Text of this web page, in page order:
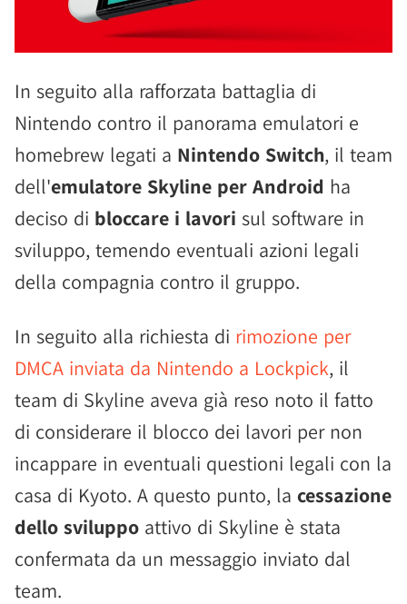
In seguito alla rafforzata battaglia di
Nintendo contro il panorama emulatori e
homebrew legati a Nintendo Switch, il team
dell'emulatore Skyline per Android ha
deciso di bloccare i lavori sul software in
sviluppo, temendo eventuali azioni legali
della compagnia contro il gruppo.
In seguito alla richiesta di rimozione per
DMCA inviata da Nintendo a Lockpick, il
team di Skyline aveva già reso noto il fatto
di considerare il blocco dei lavori per non
incappare in eventuali questioni legali con la
casa di Kyoto. A questo punto, la cessazione
dello sviluppo attivo di Skyline è stata
confermata da un messaggio inviato dal
team.